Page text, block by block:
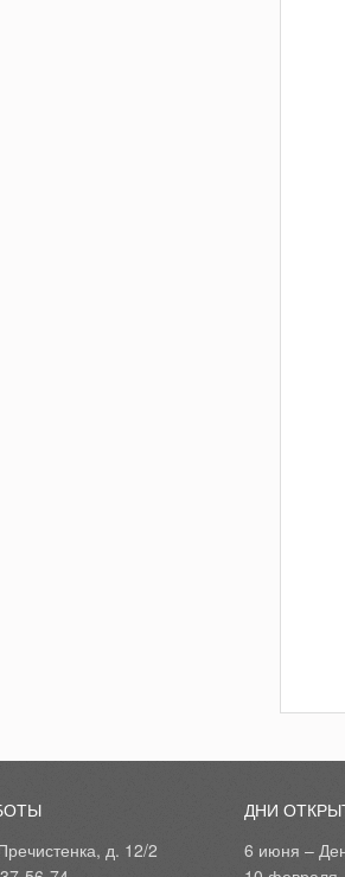
д. 12/2
ДНИ
6 июня –